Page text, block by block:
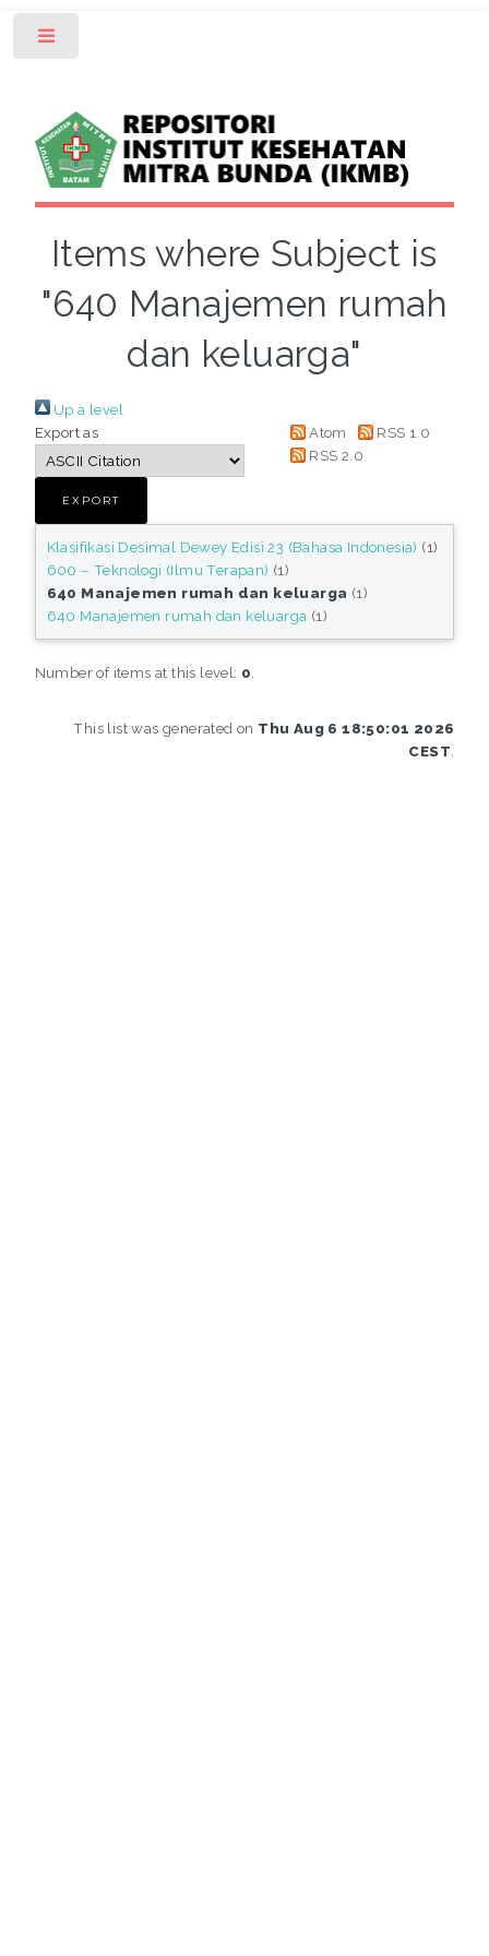
Items where Subject is
"640 Manajemen rumah
dan keluarga"
Up a level
Export as
Atom
RSS 1.0
RSS 2.0
Klasifikasi Desimal Dewey Edisi 23 (Bahasa Indonesia) (1)
600 – Teknologi (Ilmu Terapan) (1)
640 Manajemen rumah dan keluarga (1)
640 Manajemen rumah dan keluarga (1)
Number of items at this level: 0
This list was generated on Thu Aug 6 18:50:01 2026
CEST